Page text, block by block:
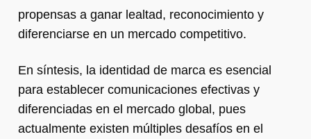
propensas a ganar lealtad, reconocimiento y
diferenciarse en un mercado competitivo.
En síntesis, la identidad de marca es esencial
para establecer comunicaciones efectivas y
diferenciadas en el mercado global, pues
actualmente existen múltiples desafíos en el